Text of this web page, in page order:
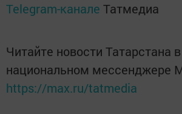
Telegram-канале Татмедиа
Читайте новости Татарстана в
национальном мессенджере
https://max.ru/tatmedia